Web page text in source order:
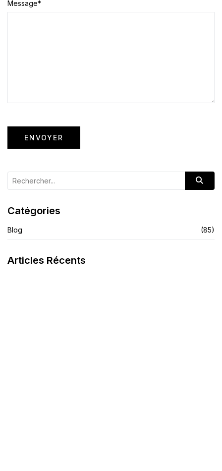
Catégories
Blog (85)
Articles Récents
Message*